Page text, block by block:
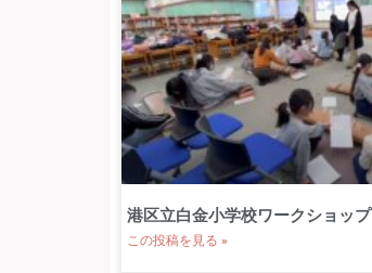
港区立白金小学校ワークショップ
この投稿を見る »